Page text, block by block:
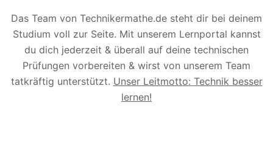
Das Team von Technikermathe.de steht dir bei deinem
Studium voll zur Seite. Mit unserem Lernportal kannst
du dich jederzeit & überall auf deine technischen
Prüfungen vorbereiten & wirst von unserem Team
tatkräftig unterstützt. Unser Leitmotto: Technik besser
lernen!